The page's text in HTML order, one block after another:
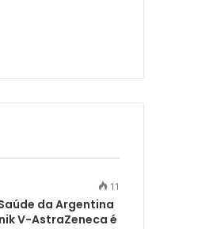
11
da Argentina
V-AstraZeneca é